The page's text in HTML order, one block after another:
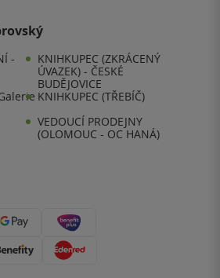
-
KNIHKUPEC (ZKRÁCENÝ
ÚVAZEK) - ČESKÉ
BUDĚJOVICE
KNIHKUPEC (TŘEBÍČ)
VEDOUCÍ PRODEJNY
(OLOMOUC - OC HANÁ)